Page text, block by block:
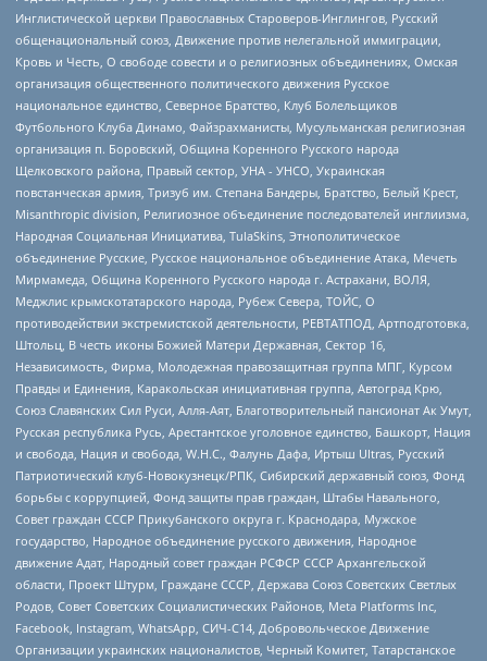
Инглистической церкви Православных Староверов-Инглингов, Русский
общенациональный союз, Движение против нелегальной иммиграции,
Кровь и Честь, О свободе совести и о религиозных объединениях, Омская
организация общественного политического движения Русское
национальное единство, Северное Братство, Клуб Болельщиков
Футбольного Клуба Динамо, Файзрахманисты, Мусульманская религиозная
организация п. Боровский, Община Коренного Русского народа
Щелковского района, Правый сектор, УНА - УНСО, Украинская
повстанческая армия, Тризуб им. Степана Бандеры, Братство, Белый Крест,
Misanthropic division, Религиозное объединение последователей инглиизма,
Народная Социальная Инициатива, TulaSkins, Этнополитическое
объединение Русские, Русское национальное объединение Атака, Мечеть
Мирмамеда, Община Коренного Русского народа г. Астрахани, ВОЛЯ,
Меджлис крымскотатарского народа, Рубеж Севера, ТОЙС, О
противодействии экстремистской деятельности, РЕВТАТПОД, Артподготовка,
Штольц, В честь иконы Божией Матери Державная, Сектор 16,
Независимость, Фирма, Молодежная правозащитная группа МПГ, Курсом
Правды и Единения, Каракольская инициативная группа, Автоград Крю,
Союз Славянских Сил Руси, Алля-Аят, Благотворительный пансионат Ак Умут,
Русская республика Русь, Арестантское уголовное единство, Башкорт, Нация
и свобода, Нация и свобода, W.H.С., Фалунь Дафа, Иртыш Ultras, Русский
Патриотический клуб-Новокузнецк/РПК, Сибирский державный союз, Фонд
борьбы с коррупцией, Фонд защиты прав граждан, Штабы Навального,
Совет граждан СССР Прикубанского округа г. Краснодара, Мужское
государство, Народное объединение русского движения, Народное
движение Адат, Народный совет граждан РСФСР СССР Архангельской
области, Проект Штурм, Граждане СССР, Держава Союз Советских Светлых
Родов, Совет Советских Социалистических Районов, Meta Platforms Inc,
Facebook, Instagram, WhatsApp, СИЧ-С14, Добровольческое Движение
Организации украинских националистов, Черный Комитет, Татарстанское